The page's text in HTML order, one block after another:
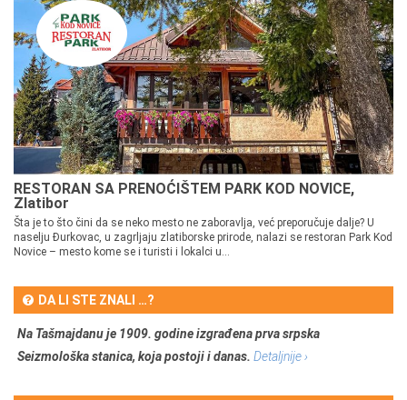
RESTORAN SA PRENOĆIŠTEM PARK KOD NOVICE,
Zlatibor
Šta je to što čini da se neko mesto ne zaboravlja, već preporučuje dalje? U
naselju Đurkovac, u zagrljaju zlatiborske prirode, nalazi se restoran Park Kod
Novice – mesto kome se i turisti i lokalci u...
DA LI STE ZNALI …?
Na Tašmajdanu je 1909. godine izgrađena prva srpska
Seizmološka stanica, koja postoji i danas. Detaljnije ›